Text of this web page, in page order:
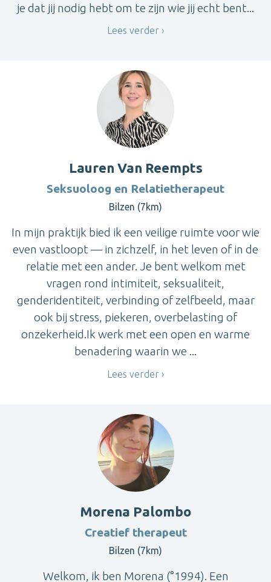
je dat jij nodig hebt om te zijn wie jij echt bent...
Lees verder
Lauren Van Reempts
Seksuoloog en Relatietherapeut
Bilzen (7km)
In mijn praktijk bied ik een veilige ruimte voor wie
even vastloopt — in zichzelf, in het leven of in de
relatie met een ander. Je bent welkom met
vragen rond intimiteit, seksualiteit,
genderidentiteit, verbinding of zelfbeeld, maar
ook bij stress, piekeren, overbelasting of
onzekerheid.Ik werk met een open en warme
benadering waarin we ...
Lees verder
Morena Palombo
Creatief therapeut
Bilzen (7km)
Welkom, ik ben Morena (°1994). Een